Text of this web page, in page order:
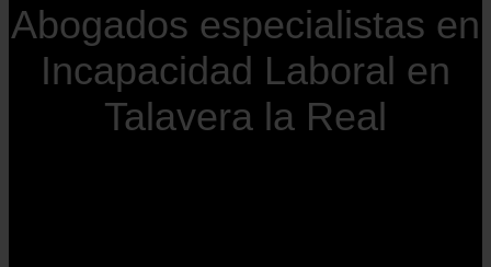
Abogados especialistas en
Incapacidad Laboral en
Talavera la Real